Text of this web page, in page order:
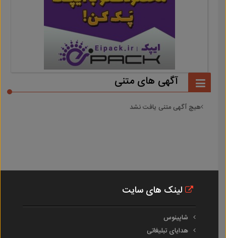
آگهی های متنی
هیچ آگهی متنی یافت نشد
لینک های سایت
شاپینوس
هدایای تبلیغاتی